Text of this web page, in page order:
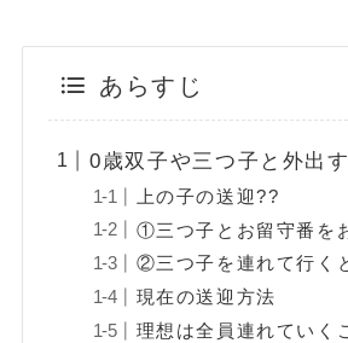
あらすじ
0歳双子や三つ子と外出
上の子の送迎??
①三つ子とお留守番を
②三つ子を連れて行く
現在の送迎方法
理想は全員連れていく